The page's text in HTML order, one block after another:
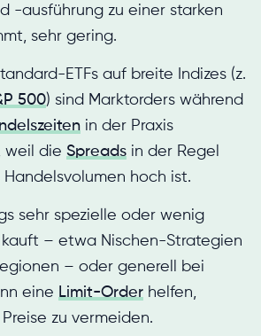
-ausführung zu einer starken
sehr gering.
ETFs auf breite Indizes (z.
500) sind Marktorders während
in der Praxis
weil die Spreads in der Regel
hoch ist.
sehr spezielle oder wenig
kauft – etwa Nischen-Strategien
– oder generell bei
eine Limit-Order helfen,
zu vermeiden.